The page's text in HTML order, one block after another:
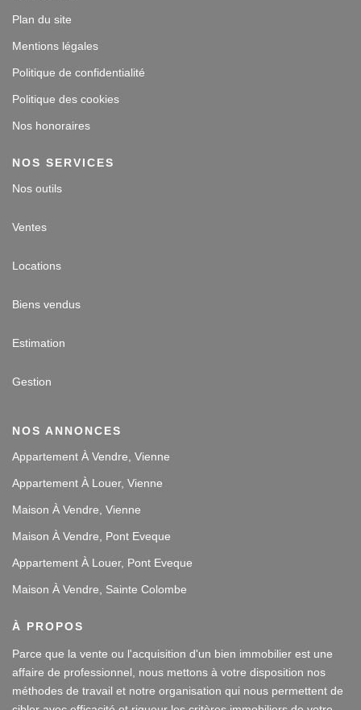
Plan du site
Mentions légales
Politique de confidentialité
Politique des cookies
Nos honoraires
NOS SERVICES
Nos outils
Ventes
Locations
Biens vendus
Estimation
Gestion
NOS ANNONCES
Appartement À Vendre, Vienne
Appartement À Louer, Vienne
Maison À Vendre, Vienne
Maison À Vendre, Pont Eveque
Appartement À Louer, Pont Eveque
Maison À Vendre, Sainte Colombe
À PROPOS
Parce que la vente ou l'acquisition d'un bien immobilier est une
affaire de professionnel, nous mettons à votre disposition nos
méthodes de travail et notre organisation qui nous permettent de